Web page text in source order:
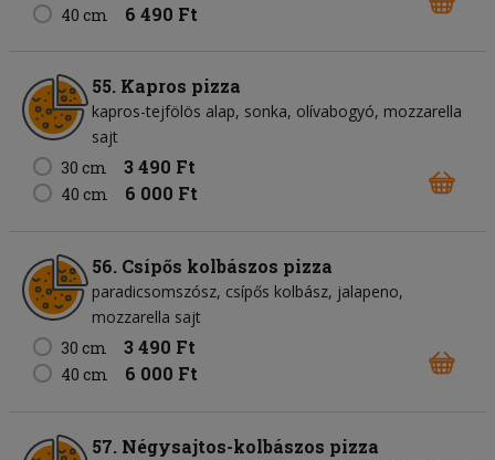
40 cm 6 490 Ft
55. Kapros pizza
kapros-tejfölös alap sonka olívabogyó mozzarella
sajt
30 cm
3 490 Ft
40 cm 6 000 Ft
56. Csípős kolbászos pizza
paradicsomszósz csípős kolbász jalapeno
mozzarella sajt
30 cm
3 490 Ft
40 cm 6 000 Ft
57. Négysajtos-kolbászos pizza